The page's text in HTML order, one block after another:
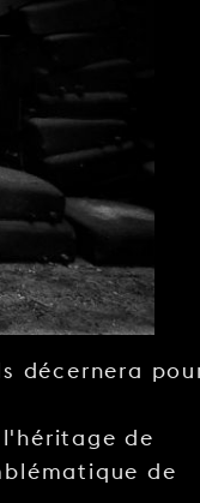
décernera
de
de